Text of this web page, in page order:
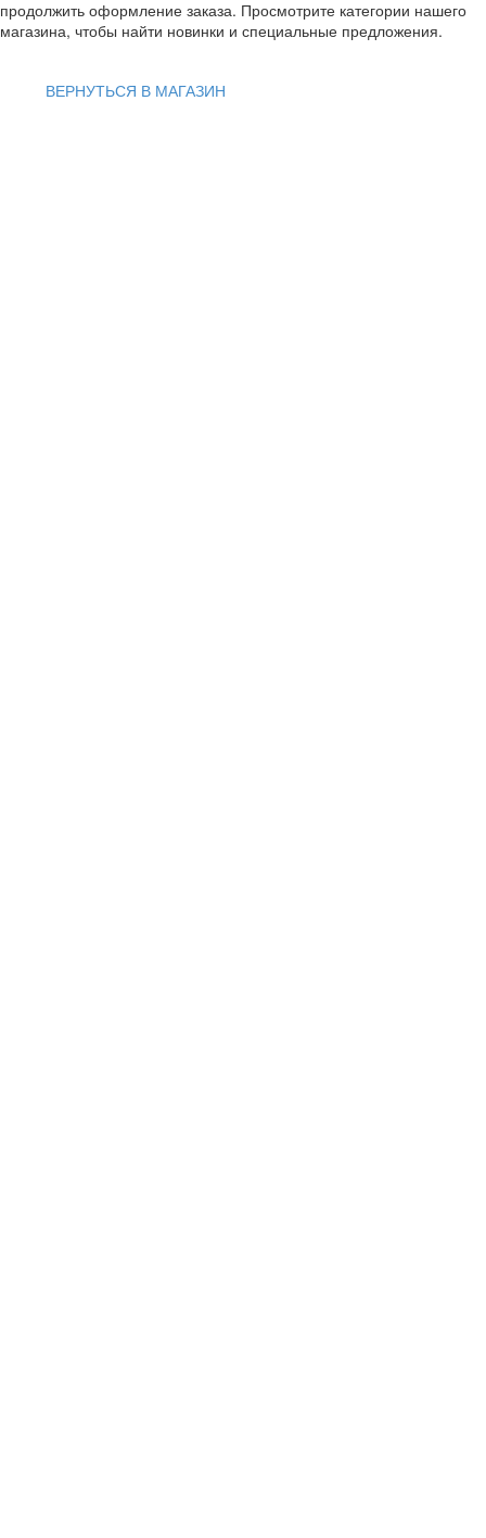
продолжить оформление заказа. Просмотрите категории нашего
магазина, чтобы найти новинки и специальные предложения.
ВЕРНУТЬСЯ В МАГАЗИН